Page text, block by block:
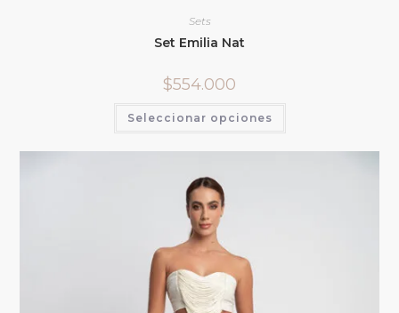
Sets
Set Emilia Nat
$554.000
Seleccionar opciones